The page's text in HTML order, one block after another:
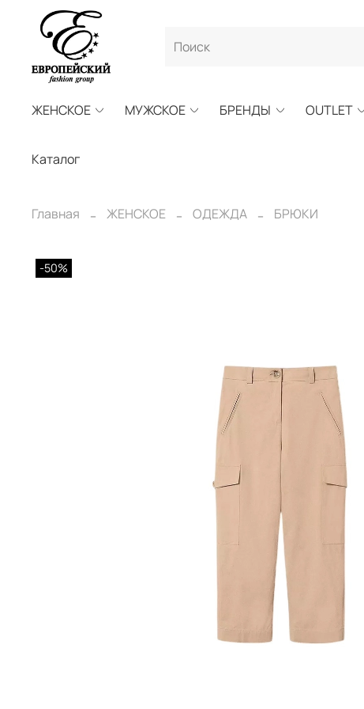
ЖЕНСКОЕ МУЖСКОЕ БРЕНДЫ OUTLET
Каталог
Главная ЖЕНСКОЕ ОДЕЖДА БРЮКИ
-50%